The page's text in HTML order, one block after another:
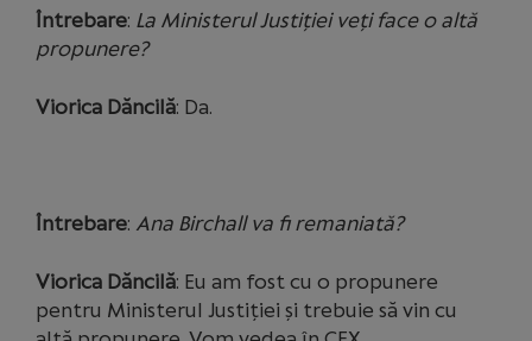
Întrebare: La Ministerul Justiției veți face o altă
propunere?
Viorica Dăncilă: Da.
Întrebare: Ana Birchall va fi remaniată?
Viorica Dăncilă: Eu am fost cu o propunere
pentru Ministerul Justiției și trebuie să vin cu